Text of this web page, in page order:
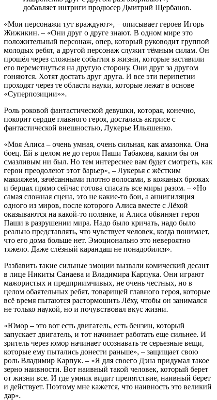
добавляет интриги продюсер Дмитрий Щербанов.
«Мои персонажи тут враждуют», – описывает героев Игорь
Жижикин. – «Они друг о друге знают. В одном мире это
положительный персонаж, опер, который руководит группой
молодых ребят, а другой персонаж служит тёмным силам. Он
прошёл через сложные события в жизни, которые заставили
его переметнуться на другую сторону. Они друг за другом
гоняются. Хотят достать друг друга. И все эти перипетии
проходят через те области науки, которые лежат в основе
«Суперпозиции»».
Роль роковой фантастической девушки, которая, конечно,
покорит сердце главного героя, досталась актрисе с
фантастической внешностью, Лукерье Ильяшенко.
«Моя Алиса – очень умная, очень сильная, как амазонка. Она
боец. Ей в целом не до героя Паши Табакова, каким бы он
смазливым ни был. Но тем интереснее вам будет смотреть, как
герои преодолеют этот барьер», – Лукерья с жёстким
макияжем, зачёсанными плотно волосами, в кожаных брюках
и берцах прямо сейчас готова спасать все миры разом. – «Но
самая сложная сцена, это не какие-то бои, а аннигиляция
одного из миров, после которого Алиса вместе с Лёхой
оказываются на какой-то полянке, и Алиса обвиняет героя
Паши в разрушении мира. Надо было кричать, надо было
реально представлять, что чувствует человек, когда понимает,
что его дома больше нет. Эмоционально это невероятно
тяжело. Даже слёзный карандаш не понадобился».
Разбавить такие сильные эмоции вызвали комический десант
в лице Никиты Санаева и Владимира Карпука. Они играют
мажористых и предприимчивых, не очень честных, но в
целом обаятельных ребят, товарищей главного героя, которые
всё время пытаются растормошить Лёху, чтобы он занимался
не только наукой, но и почувствовал вкус жизни.
«Юмор – это вот есть двигатель, есть бензин, который
запускает двигатель, и тот начинает работать еще сильнее. И
зритель через юмор начинает осознавать те серьезные вещи,
которые ему пытались донести раньше», – защищает свою
роль Владимир Карпук. – «Я для своего Дэна придумал такое
зерно наивности. Вот наивный такой человек, который берет
от жизни все. И где умник видит препятствие, наивный берет
и действует. Поэтому мне кажется, что наивность это великий
дар».